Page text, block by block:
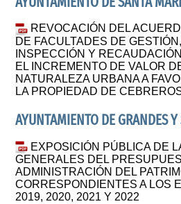
REVOCACIÓN DEL
DE FACULTADES DE
INSPECCIÓN Y
EL INCREMENTO DE VALOR
NATURALEZA URBANA A
LA PROPIEDAD DE
AYUNTAMIENTO DE GRANDES
EXPOSICIÓN PÚBLICA DE
GENERALES DEL
ADMINISTRACIÓN DEL
CORRESPONDIENTES A LOS
2019, 2020, 2021 Y 2022